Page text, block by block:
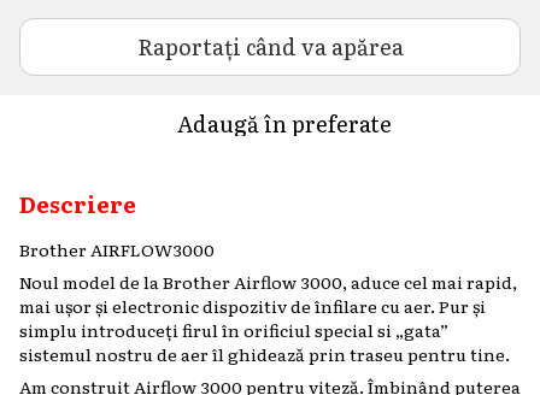
Raportați când va apărea
Adaugă în preferate
Descriere
Brother AIRFLOW3000
Noul model de la Brother Airflow 3000, aduce cel mai rapid,
mai ușor și electronic dispozitiv de înfilare cu aer. Pur și
simplu introduceți firul în orificiul special si „gata”
sistemul nostru de aer îl ghidează prin traseu pentru tine.
Am construit Airflow 3000 pentru viteză. Îmbinând puterea